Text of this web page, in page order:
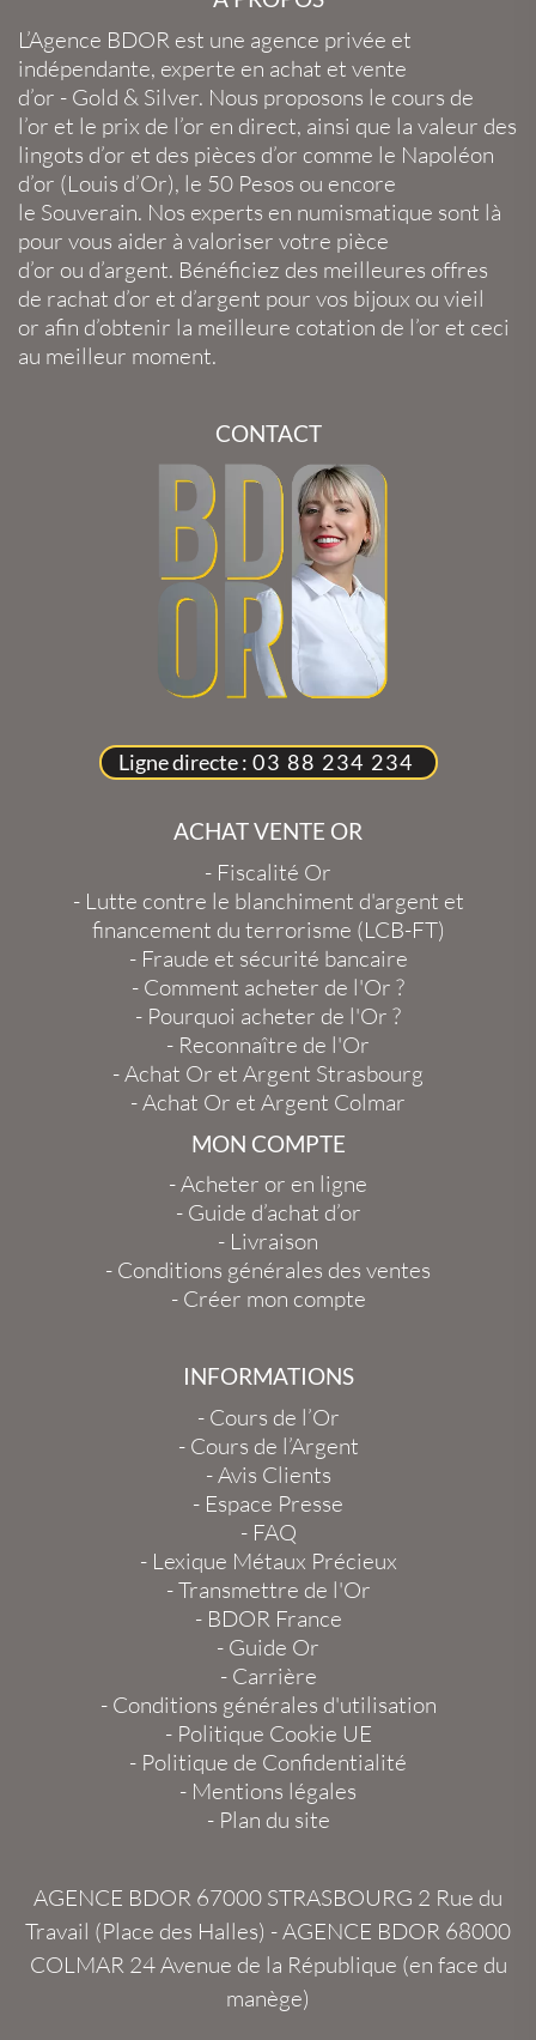
L’Agence BDOR est une agence privée et
indépendante, experte en achat et vente
d’or - Gold & Silver. Nous proposons le cours de
l’or et le prix de l’or en direct, ainsi que la valeur des
lingots d’or et des pièces d’or comme le Napoléon
d’or (Louis d’Or), le 50 Pesos ou encore
le Souverain. Nos experts en numismatique sont là
pour vous aider à valoriser votre pièce
d’or ou d’argent. Bénéficiez des meilleures offres
de rachat d’or et d’argent pour vos bijoux ou vieil
or afin d’obtenir la meilleure cotation de l’or et ceci
au meilleur moment.
CONTACT
Ligne directe : 03 88 234 234
ACHAT VENTE OR
- Fiscalité Or
- Lutte contre le blanchiment d'argent et
financement du terrorisme (LCB-FT)
- Fraude et sécurité bancaire
- Comment acheter de l'Or ?
- Pourquoi acheter de l'Or ?
- Reconnaître de l'Or
-Achat Or et Argent Strasbourg
-Achat Or et Argent Colmar
MON COMPTE
-Acheter or en ligne
- Guide d’achat d’or
- Livraison
- Conditions générales des ventes
- Créer mon compte
INFORMATIONS
- Cours de l’Or
- Cours de l’Argent
-Avis Clients
- Espace Presse
- FAQ
- Lexique Métaux Précieux
-Transmettre de l'Or
- BDOR France
- Guide Or
- Carrière
- Conditions générales d'utilisation
- Politique Cookie UE
- Politique de Confidentialité
- Mentions légales
- Plan du site
AGENCE BDOR 67000 STRASBOURG 2 Rue du
Travail (Place des Halles) -AGENCE BDOR 68000
COLMAR24 Avenue de la République (en face du
manège)